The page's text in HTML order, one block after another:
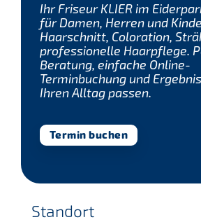
Ihr Friseur KLIER im
für Damen, Herren und
Haarschnitt, Coloration,
professionelle Haarpflege.
Beratung, einfache Online-
Terminbuchung und
Ihren Alltag passen.
Termin buchen
Standort